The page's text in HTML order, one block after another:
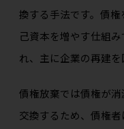
換する手法です。債
己資本を増やす仕組
れ、主に企業の再建を
債権放棄では債権が
交換するため、債権